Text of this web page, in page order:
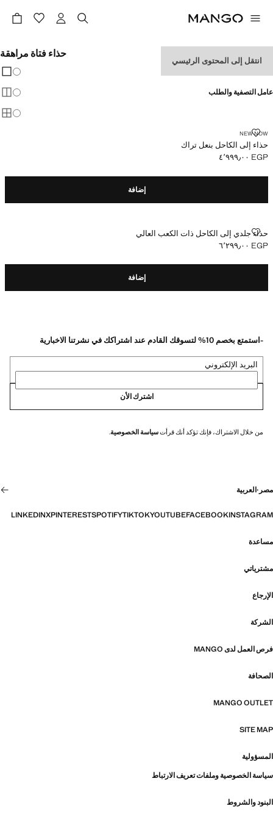
انتقل إلى المحتوى الرئيسي
حذاء فتاة مراهقة
عامل التصفية والطلب
NEW NOW
حذاء إلى الكاحل بنعل تراك
حذاء إلى الكاحل بنعل تراك
السعر الحالي [EGP ٤٬٩٩٩٫٠٠ ]
EGP ٤٬٩٩٩٫٠٠
إضافة
حذاء جلدي إلى الكاحل ذات الكعب العالي
حذاء جلدي إلى الكاحل ذات الكعب العالي
السعر الحالي [EGP ٦٬٢٩٩٫٠٠ ]
EGP ٦٬٢٩٩٫٠٠
إضافة
-استمتع بخصم 10% لتسوقك القادم عند اشتراكك في نشرتنا الاخبارية
البريد الإلكتروني
اشترك الأن
من خلال الاشتراك، فإنك تؤكد أنك قرأتسياسة الخصوصية.
مصر ·العربية
INSTAGRAM
FACEBOOK
YOUTUBE
TIKTOK
SPOTIFY
PINTEREST
X
LINKEDIN
مساعدة
مشترياتي
الإرجاع
الشركة
فرص العمل لدى MANGO
الصحافة
MANGO OUTLET
SITE MAP
المسؤولية
سياسة الخصوصية وملفات تعريف الارتباط
البنود والشروط